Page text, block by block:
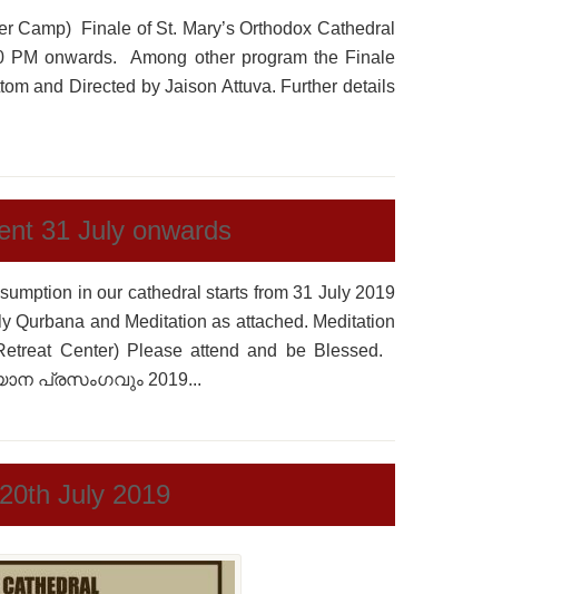
Camp) Finale of St. Mary’s Orthodox Cathedral
onwards. Among other program the Finale
and Directed by Jaison Attuva. Further details
31 July onwards
in our cathedral starts from 31 July 2019
Qurbana and Meditation as attached. Meditation
Center) Please attend and be Blessed.
പ്രസംഗവും 2019...
July 2019